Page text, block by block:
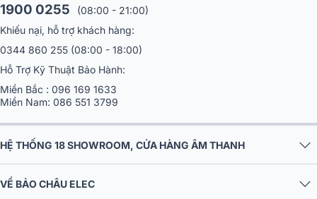
1900 0255
(08:00 - 21:00)
Khiếu nại, hỗ trợ khách hàng:
0344 860 255 (08:00 - 18:00)
Hỗ Trợ Kỹ Thuật Bảo Hành:
Miền Bắc : 096 169 1633
Miền Nam: 086 551 3799
HỆ THỐNG 18 SHOWROOM, CỬA HÀNG ÂM THANH
VỀ BẢO CHÂU ELEC